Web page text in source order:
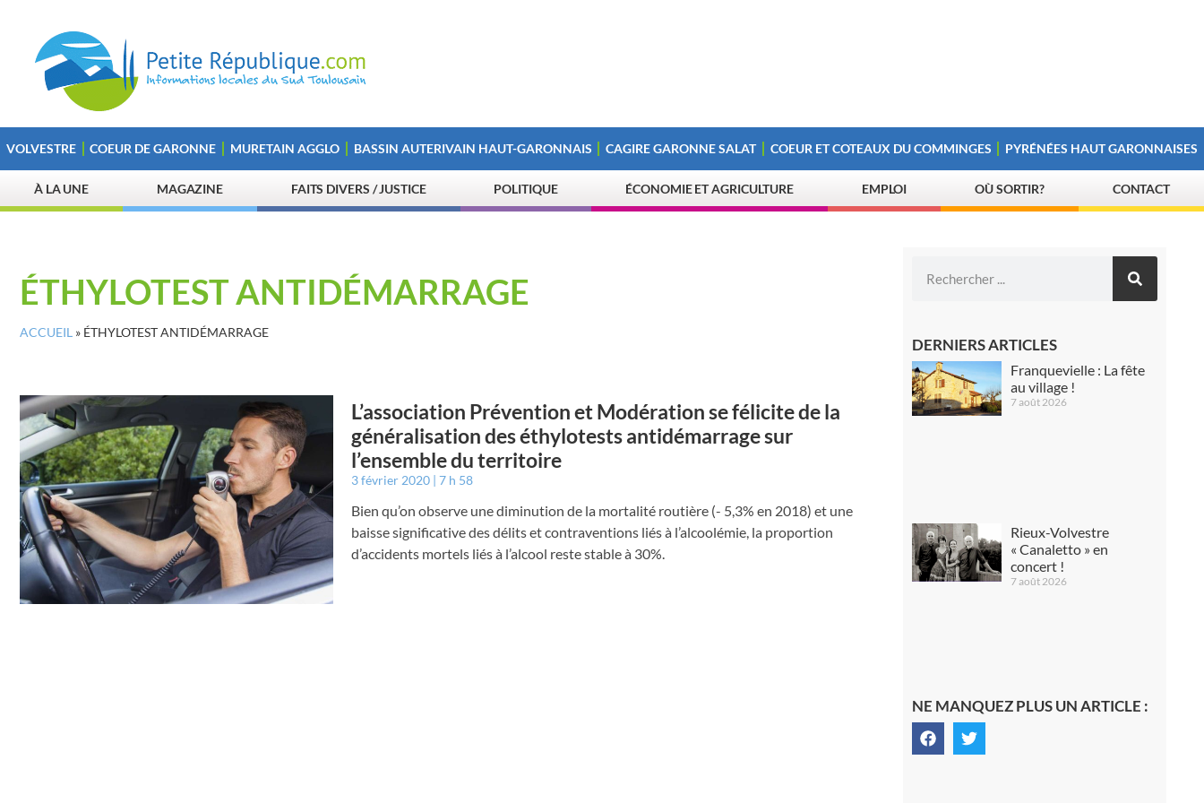
VOLVESTRE COEUR DE GARONNE MURETAIN AGGLO BASSIN AUTERIVAIN HAUT-GARONNAIS CAGIRE GARONNE SALAT COEUR ET COTEAUX DU COMMINGES PYRÉNÉES HAUT GARONNAISES
À LA UNE MAGAZINE FAITS DIVERS / JUSTICE POLITIQUE ÉCONOMIE ET AGRICULTURE EMPLOI OÙ SORTIR? CONTACT
ÉTHYLOTEST ANTIDÉMARRAGE
ACCUEIL » ÉTHYLOTEST ANTIDÉMARRAGE
L’association Prévention et Modération se félicite de la
généralisation des éthylotests antidémarrage sur
l’ensemble du territoire
3 février 2020 7 h 58
Bien qu’on observe une diminution de la mortalité routière (- 5,3% en 2018) et une
baisse significative des délits et contraventions liés à l’alcoolémie, la proportion
d’accidents mortels liés à l’alcool reste stable à 30%.
DERNIERS ARTICLES
Franquevielle : La fête
au village !
7 août 2026
Rieux-Volvestre
« Canaletto » en
concert !
7 août 2026
NE MANQUEZ PLUS UN ARTICLE :